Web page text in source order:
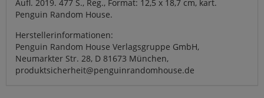
Aufl. 2019. 477 S., Reg., Format: 12,5 x 18,7 cm, kart.
Penguin Random House.
Herstellerinformationen:
Penguin Random House Verlagsgruppe GmbH,
Neumarkter Str. 28, D 81673 München,
produktsicherheit@penguinrandomhouse.de